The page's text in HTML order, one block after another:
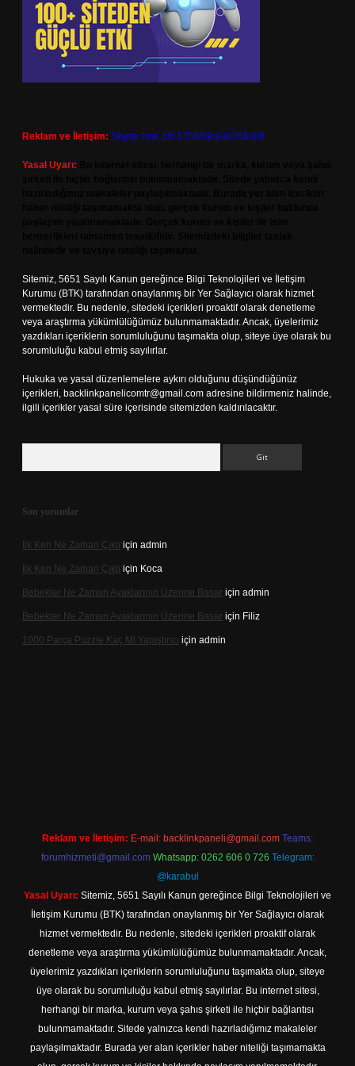
Reklam ve İletişim: Skype: live:.cid.575569c608265c69
Yasal Uyarı:
Sitemiz, 5651 Sayılı Kanun gereğince Bilgi Teknolojileri ve İletişim
Kurumu (BTK) tarafından onaylanmış bir Yer Sağlayıcı olarak hizmet
vermektedir. Bu nedenle, sitedeki içerikleri proaktif olarak denetleme
veya araştırma yükümlülüğümüz bulunmamaktadır. Ancak, üyelerimiz
yazdıkları içeriklerin sorumluluğunu taşımakta olup, siteye üye olarak bu
sorumluluğu kabul etmiş sayılırlar.
Hukuka ve yasal düzenlemelere aykırı olduğunu düşündüğünüz
içerikleri, backlinkpanelicomtr@gmail.com adresine bildirmeniz halinde,
ilgili içerikler yasal süre içerisinde sitemizden kaldırılacaktır.
Son yorumlar
Ilk Ken Ne Zaman Çıktı için admin
Ilk Ken Ne Zaman Çıktı için Koca
Bebekler Ne Zaman Ayaklarının Üzerine Basar için admin
Bebekler Ne Zaman Ayaklarının Üzerine Basar için Filiz
1000 Parça Puzzle Kaç Ml Yapıştırıcı için admin
Reklam ve İletişim: E-mail: backlinkpaneli@gmail.com Teams:
forumhizmeti@gmail.com Whatsapp: 0262 606 0 726 Telegram:
@karabul
Yasal Uyarı: Sitemiz, 5651 Sayılı Kanun gereğince Bilgi Teknolojileri ve
İletişim Kurumu (BTK) tarafından onaylanmış bir Yer Sağlayıcı olarak
hizmet vermektedir. Bu nedenle, sitedeki içerikleri proaktif olarak
denetleme veya araştırma yükümlülüğümüz bulunmamaktadır. Ancak,
üyelerimiz yazdıkları içeriklerin sorumluluğunu taşımakta olup, siteye
üye olarak bu sorumluluğu kabul etmiş sayılırlar. Bu internet sitesi,
herhangi bir marka, kurum veya şahıs şirketi ile hiçbir bağlantısı
bulunmamaktadır. Sitede yalnızca kendi hazırladığımız makaleler
paylaşılmaktadır. Burada yer alan içerikler haber niteliği taşımamakta